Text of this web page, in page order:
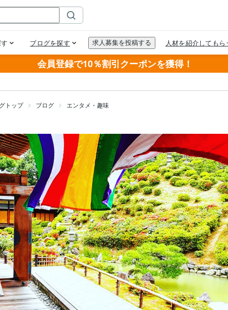
会員登録で10％割引クーポンを獲得！
トップ ブログ エンタメ・趣味